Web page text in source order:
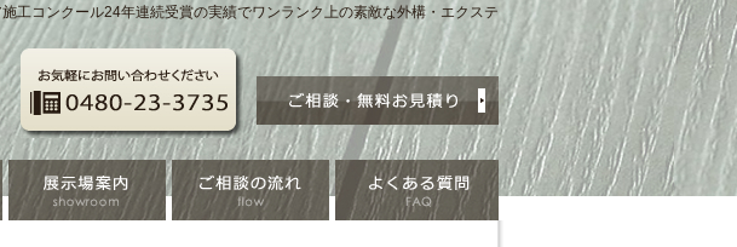
工コンクール24年連続受賞の実績でワンランク上の素敵な外構・エクステ